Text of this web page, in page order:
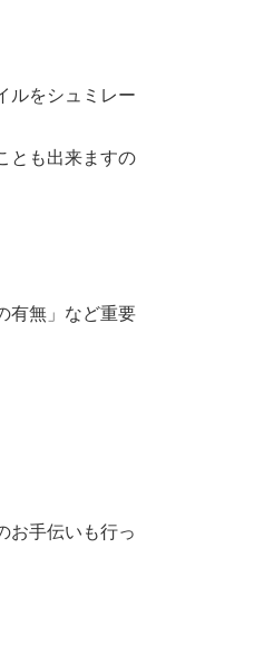
ルをシュミレー
とも出来ますの
有無」など重要
お手伝いも行っ